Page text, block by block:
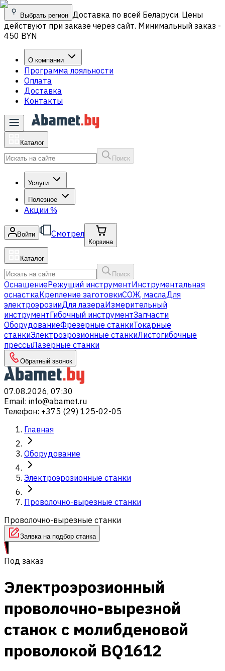
Выбрать регион Доставка по всей Беларуси. Цены
действуют при заказе через сайт. Минимальный заказ -
450 BYN
О компании
Программа лояльности
Оплата
Доставка
Контакты
Каталог
Поиск
Услуги
Полезное
Акции %
Войти Смотрел
Корзина
Каталог
Поиск
ОснащениеРежущий инструментИнструментальная
оснасткаКрепление заготовкиСОЖ, маслаДля
электроэрозииДля лазераИзмерительный
инструментГибочный инструментЗапчасти
ОборудованиеФрезерные станкиТокарные
станкиЭлектроэрозионные станкиЛистогибочные
прессыЛазерные станки
Обратный звонок
07.08.2026, 07:30
Email: info@abamet.ru
Телефон: +375 (29) 125-02-05
Главная
Оборудование
Электроэрозионные станки
Проволочно-вырезные станки
Проволочно-вырезные станки
Заявка на подбор станка
Под заказ
Электроэрозионный
проволочно-вырезной
станок с молибденовой
проволокой BQ1612